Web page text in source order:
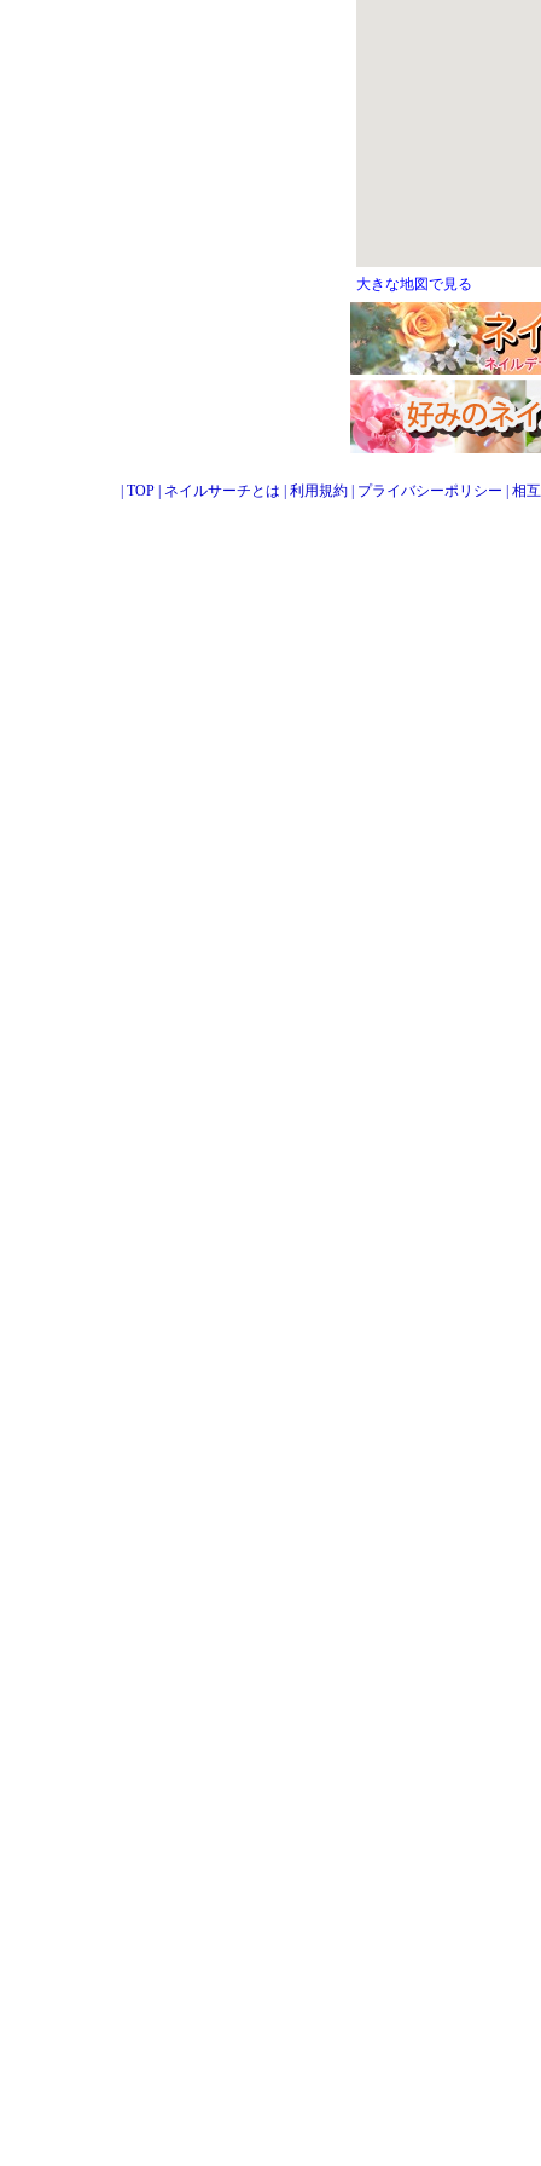
大きな地図で見る
TOP ネイルサーチとは 利用規約 プライバシーポリシー 相